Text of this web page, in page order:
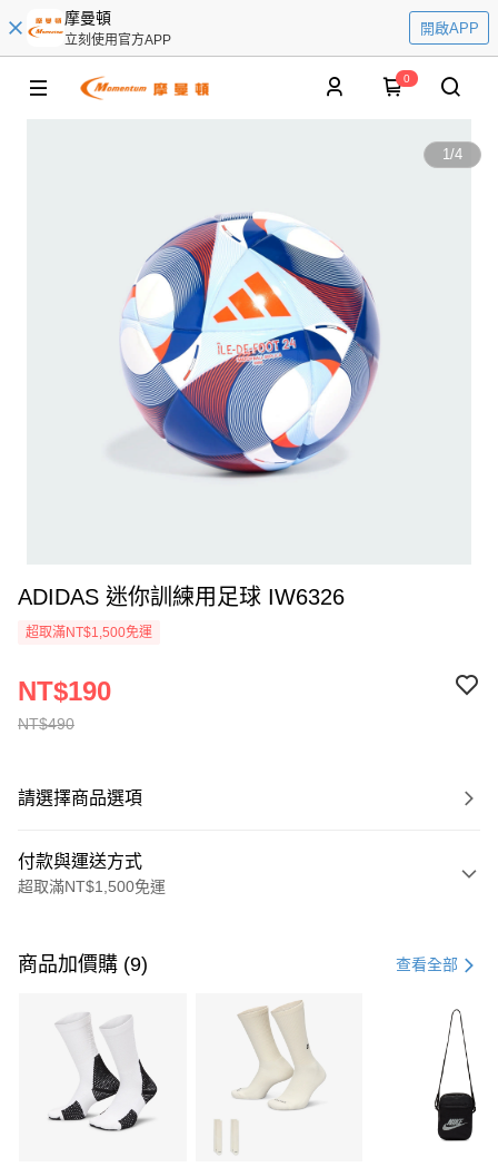
摩曼頓
立刻使用官方APP
開啟APP
0
1/4
ADIDAS 迷你訓練用足球 IW6326
超取滿NT$1,500免運
NT$490
NT$190
請選擇商品選項
付款與運送方式
超取滿NT$1,500免運
信用卡一次付款
3 期 0 利率 每期 21家銀行
合作金庫商業銀行
第一商業銀行
華南商業銀行
彰化商業銀行
上海商業儲蓄銀行
Apple Pay
商品加價購 (9) 查看全部